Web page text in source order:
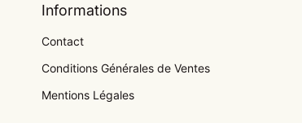
Informations
Contact
Conditions Générales de Ventes
Mentions Légales